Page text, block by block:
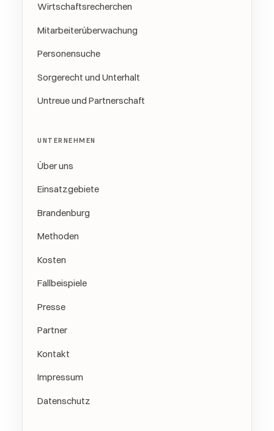
Wirtschaftsrecherchen
Mitarbeiterüberwachung
Personensuche
Sorgerecht und Unterhalt
Untreue und Partnerschaft
UNTERNEHMEN
Über uns
Einsatzgebiete
Brandenburg
Methoden
Kosten
Fallbeispiele
Presse
Partner
Kontakt
Impressum
Datenschutz